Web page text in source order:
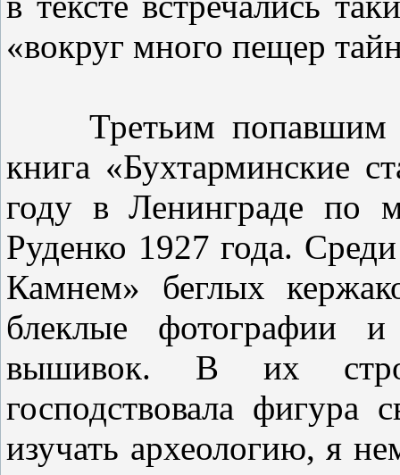
«вокруг много пещер
Третьим попавшим в
книга «Бухтарминские
году в Ленинграде по
Руденко 1927 года.
Камнем» беглых
блеклые фотографии и
вышивок. В их
господствовала
изучать археологию, я